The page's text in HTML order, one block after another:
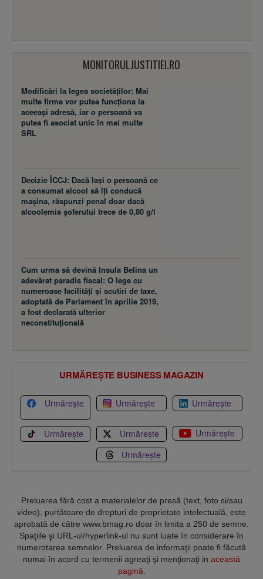
MONITORULJUSTITIEI.RO
Modificări la legea societăţilor: Mai
multe firme vor putea funcţiona la
aceeaşi adresă, iar o persoană va
putea fi asociat unic în mai multe
SRL
Decizie ÎCCJ: Dacă laşi o persoană ce
a consumat alcool să îţi conducă
maşina, răspunzi penal doar dacă
alcoolemia şoferului trece de 0,80 g/l
Cum urma să devină Insula Belina un
adevărat paradis fiscal: O lege cu
numeroase facilităţi şi scutiri de taxe,
adoptată de Parlament în aprilie 2019,
a fost declarată ulterior
neconstituţională
URMĂREȘTE BUSINESS MAGAZIN
Urmărește Urmărește Urmărește
Urmărește Urmărește
Urmărește
Urmărește
Preluarea fără cost a materialelor de presă (text, foto si/sau
video), purtătoare de drepturi de proprietate intelectuală, este
aprobată de către www.bmag.ro doar în limita a 250 de semne.
Spaţiile şi URL-ul/hyperlink-ul nu sunt luate în considerare în
numerotarea semnelor. Preluarea de informaţii poate fi făcută
numai în acord cu termenii agreaţi şi menţionaţi in această
pagină.